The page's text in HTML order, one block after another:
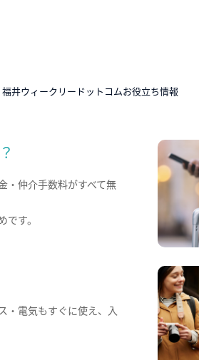
福井ウィークリードットコムお役立ち情報
・仲介手数料がすべて無
す。
・電気もすぐに使え、入